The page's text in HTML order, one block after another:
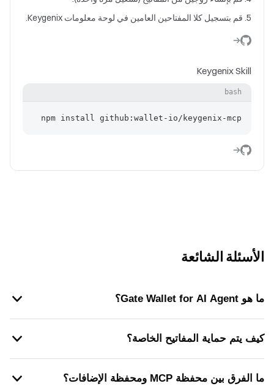
قم بتسجيل كلا المفتاحين العامين في لوحة معلومات Keygenix.
Keygenix Skill
bash
npm install github:wallet-io/keygenix-mcp
الأسئلة الشائعة
ما هو Gate Wallet for AI Agent؟
كيف يتم حماية المفاتيح الخاصة؟
ما الفرق بين محفظة MCP ومحفظة الإضافات؟